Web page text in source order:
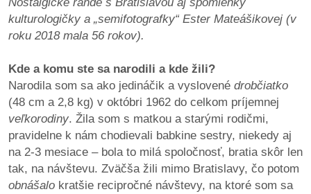
stavebné
pripomienkové
konania
dobrá
prax
práca
kulturologičky a „semifotografky“ Ester Mateášikovej (v
roku 2018 mala 56 rokov).
Kde a komu ste sa narodili a kde žili?
Narodila som sa ako jedináčik a vyslovené drobčiatko
(48 cm a 2,8 kg) v októbri 1962 do celkom príjemnej
veľkorodiny. Žila som s matkou a starými rodičmi,
pravidelne k nám chodievali babkine sestry, niekedy aj
na 2-3 mesiace – bola to milá spoločnosť, bratia skôr len
tak, na návštevu. Zväčša žili mimo Bratislavy, čo potom
obnášalo kratšie recipročné návštevy, na ktoré som sa